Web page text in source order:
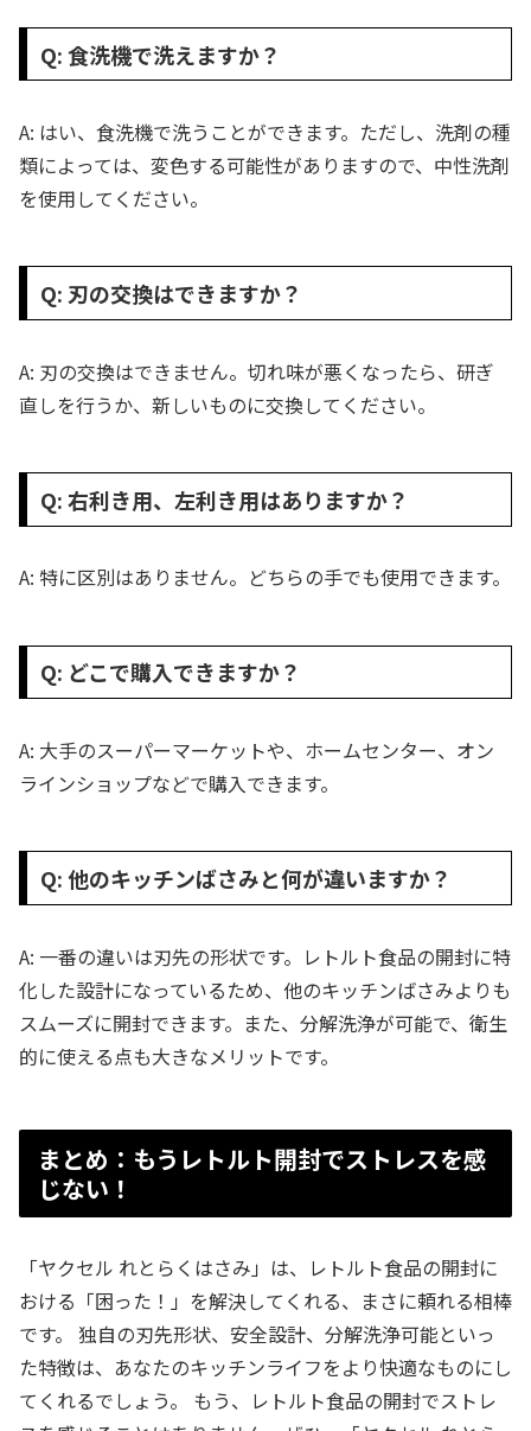
Q: 食洗機で洗えますか？
A: はい、食洗機で洗うことができます。ただし、洗剤の種
類によっては、変色する可能性がありますので、中性洗剤
を使用してください。
Q: 刃の交換はできますか？
A: 刃の交換はできません。切れ味が悪くなったら、研ぎ
直しを行うか、新しいものに交換してください。
Q: 右利き用、左利き用はありますか？
A: 特に区別はありません。どちらの手でも使用できます。
Q: どこで購入できますか？
A: 大手のスーパーマーケットや、ホームセンター、オン
ラインショップなどで購入できます。
Q: 他のキッチンばさみと何が違いますか？
A: 一番の違いは刃先の形状です。レトルト食品の開封に特
化した設計になっているため、他のキッチンばさみよりも
スムーズに開封できます。また、分解洗浄が可能で、衛生
的に使える点も大きなメリットです。
まとめ：もうレトルト開封でストレスを感
じない！
「ヤクセル れとらくはさみ」は、レトルト食品の開封に
おける「困った！」を解決してくれる、まさに頼れる相棒
です。 独自の刃先形状、安全設計、分解洗浄可能といっ
た特徴は、あなたのキッチンライフをより快適なものにし
てくれるでしょう。 もう、レトルト食品の開封でストレ